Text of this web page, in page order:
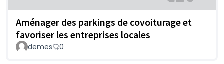
Aménager des parkings de covoiturage et
favoriser les entreprises locales
demes 0